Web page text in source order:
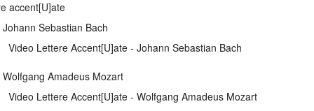
accent[U]ate
Johann Sebastian Bach
Video Lettere Accent[U]ate - Johann Sebastian Bach
Wolfgang Amadeus Mozart
Video Lettere Accent[U]ate - Wolfgang Amadeus Mozart